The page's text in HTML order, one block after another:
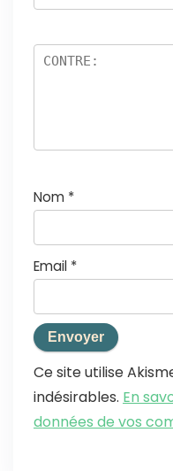
Nom *
Email *
Ce site utilise
indésirables. En
données de vos